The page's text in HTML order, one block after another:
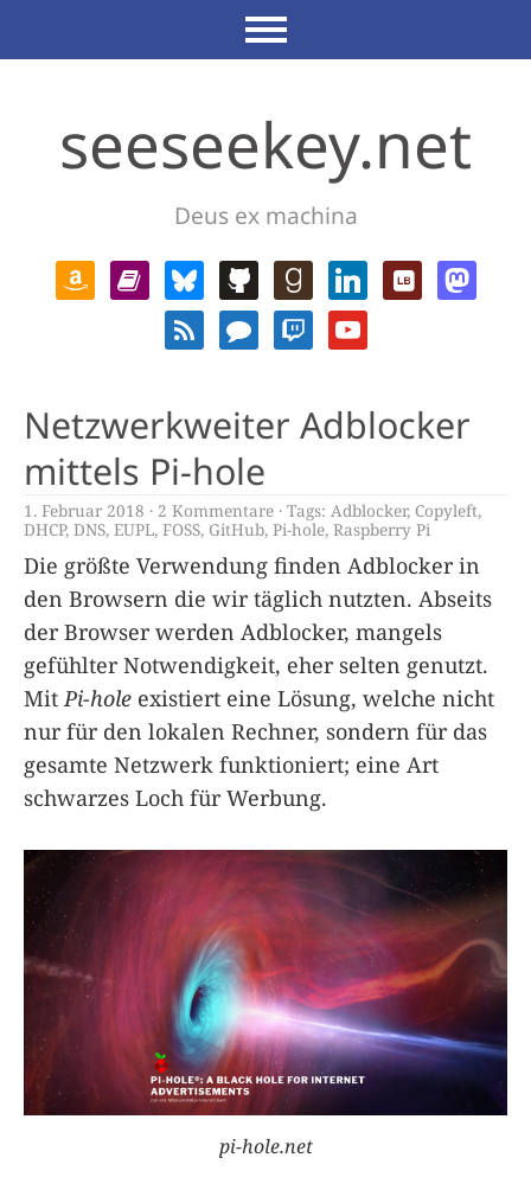
seeseekey.net
Deus ex machina
Netzwerkweiter Adblocker
mittels Pi-hole
1. Februar 2018 2 Kommentare Tags: Adblocker, Copyleft,
DHCP, DNS, EUPL, FOSS, GitHub, Pi-hole, Raspberry Pi
Die größte Verwendung finden Adblocker in
den Browsern die wir täglich nutzten. Abseits
der Browser werden Adblocker, mangels
gefühlter Notwendigkeit, eher selten genutzt.
Mit Pi-hole existiert eine Lösung, welche nicht
nur für den lokalen Rechner, sondern für das
gesamte Netzwerk funktioniert; eine Art
schwarzes Loch für Werbung.
pi-hole.net